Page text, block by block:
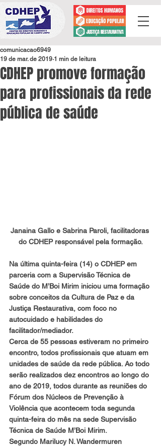
CDHEP promove formação
para profissionais da rede
pública de saúde
comunicacao6949
19 de mar. de 2019 1 min de leitura
Janaina Gallo e Sabrina Paroli, facilitadoras
do CDHEP responsável pela formação.
Na última quinta-feira (14) o CDHEP em
parceria com a Supervisão Técnica de
Saúde do M’Boi Mirim iniciou uma formação
sobre conceitos da Cultura de Paz e da
Justiça Restaurativa, com foco no
autocuidado e habilidades do
facilitador/mediador.
Cerca de 55 pessoas estiveram no primeiro
encontro, todos profissionais que atuam em
unidades de saúde da rede pública. Ao todo
serão realizados dez encontros ao longo do
ano de 2019, todos durante as reuniões do
Fórum dos Núcleos de Prevenção à
Violência que acontecem toda segunda
quinta-feira do mês na sede Supervisão
Técnica de Saúde M’Boi Mirim.
Segundo Marilucy N. Wandermuren